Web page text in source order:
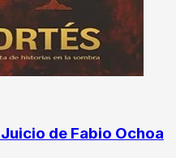
de Fabio Ochoa